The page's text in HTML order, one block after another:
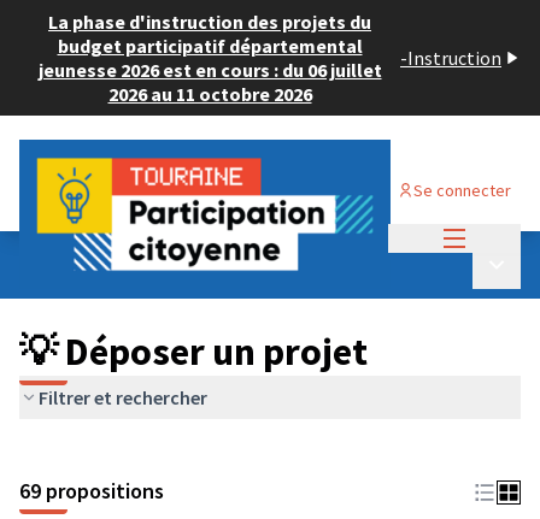
La phase d'instruction des projets du
budget participatif départemental
jeunesse 2026 est en cours : du 06 juillet
2026 au 11 octobre 2026
-Instruction
Se connecter
Budget Participatif ADULTE 2024
💡 Déposer un projet
💡 Déposer un projet
Filtrer et rechercher
69 propositions